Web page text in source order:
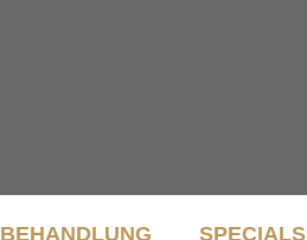
BEHANDLUNG SPECIALS